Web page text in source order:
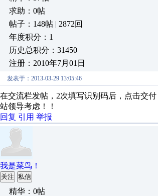
求助：0帖
帖子：148帖 | 2872回
年度积分：1
历史总积分：31450
注册：2010年7月01日
发表于：2013-03-29 13:05:46
在交流栏发帖，2次填写识别码后，点击交
站领导考虑！！
回复 引用 举报
我是菜鸟！
关注 私信
精华：0帖